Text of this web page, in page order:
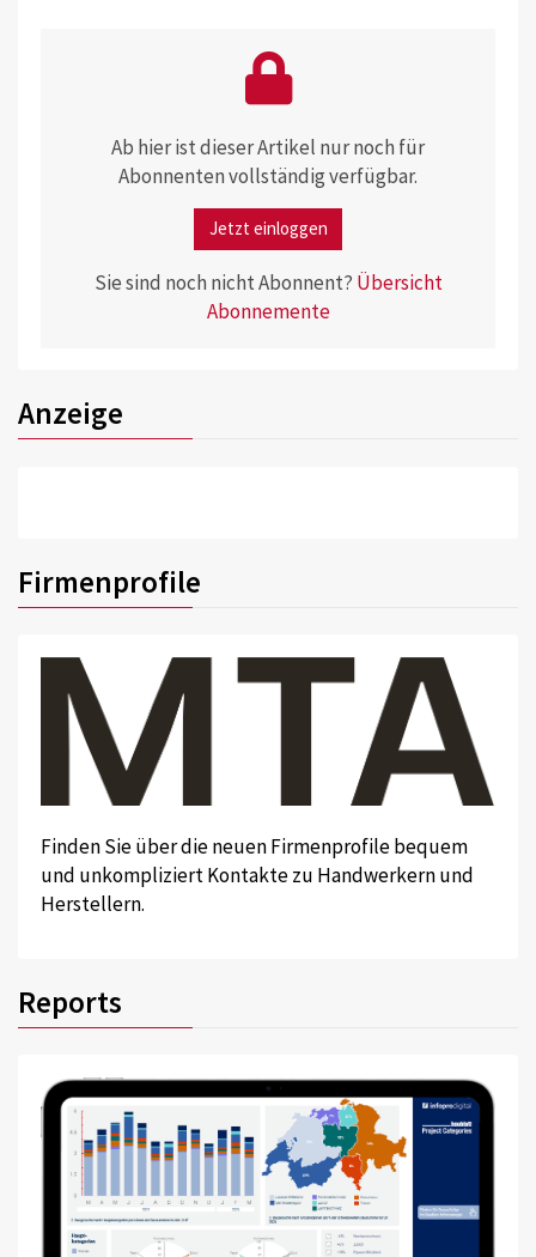
Ab hier ist dieser Artikel nur noch für
Abonnenten vollständig verfügbar.
Jetzt einloggen
Sie sind noch nicht Abonnent? Übersicht
Abonnemente
Anzeige
Firmenprofile
Finden Sie über die neuen Firmenprofile bequem
und unkompliziert Kontakte zu Handwerkern und
Herstellern.
Reports